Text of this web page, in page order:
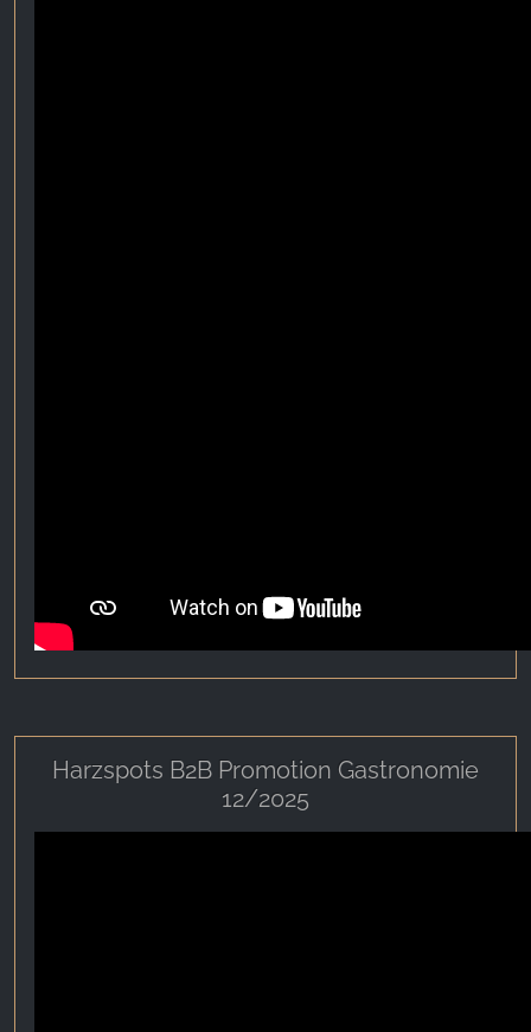
Harzspots B2B Promotion Gastronomie
12/2025